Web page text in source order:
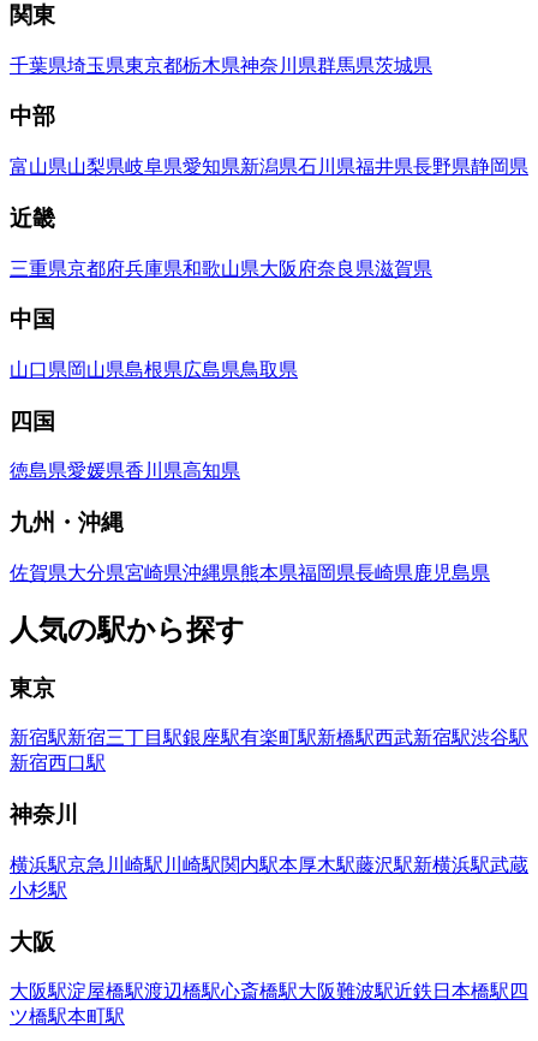
関東
千葉県埼玉県東京都栃木県神奈川県群馬県茨城県
中部
富山県山梨県岐阜県愛知県新潟県石川県福井県長野県静岡県
近畿
三重県京都府兵庫県和歌山県大阪府奈良県滋賀県
中国
山口県岡山県島根県広島県鳥取県
四国
徳島県愛媛県香川県高知県
九州・沖縄
佐賀県大分県宮崎県沖縄県熊本県福岡県長崎県鹿児島県
人気の駅から探す
東京
新宿駅新宿三丁目駅銀座駅有楽町駅新橋駅西武新宿駅渋谷駅
新宿西口駅
神奈川
横浜駅京急川崎駅 川崎駅関内駅本厚木駅藤沢駅新横浜駅武蔵
小杉駅
大阪
大阪駅淀屋橋駅渡辺橋駅心斎橋駅大阪難波駅近鉄日本橋駅 四
ツ橋駅本町駅